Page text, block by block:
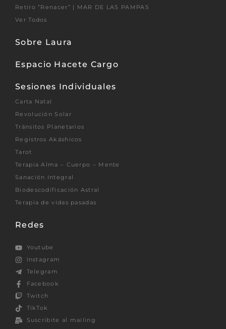
Retiro “Renacer” | MAR DE LAS PAMPAS
Ver Todos
Sobre Laura
Espacio Hacete Cargo
Sesiones Individuales
Carta Natal
Revolución Solar
Tránsitos Planetarios
Registros Akáshicos
Tarot
Terapia Alma – Cuerpo – Mente
Sanación Integral
Biodescodificación Astral
Terapia de vidas pasadas
Redes
Youtube
Instagram
Telegram
Facebook
Twitch
TikTok
Suscribite al mailing